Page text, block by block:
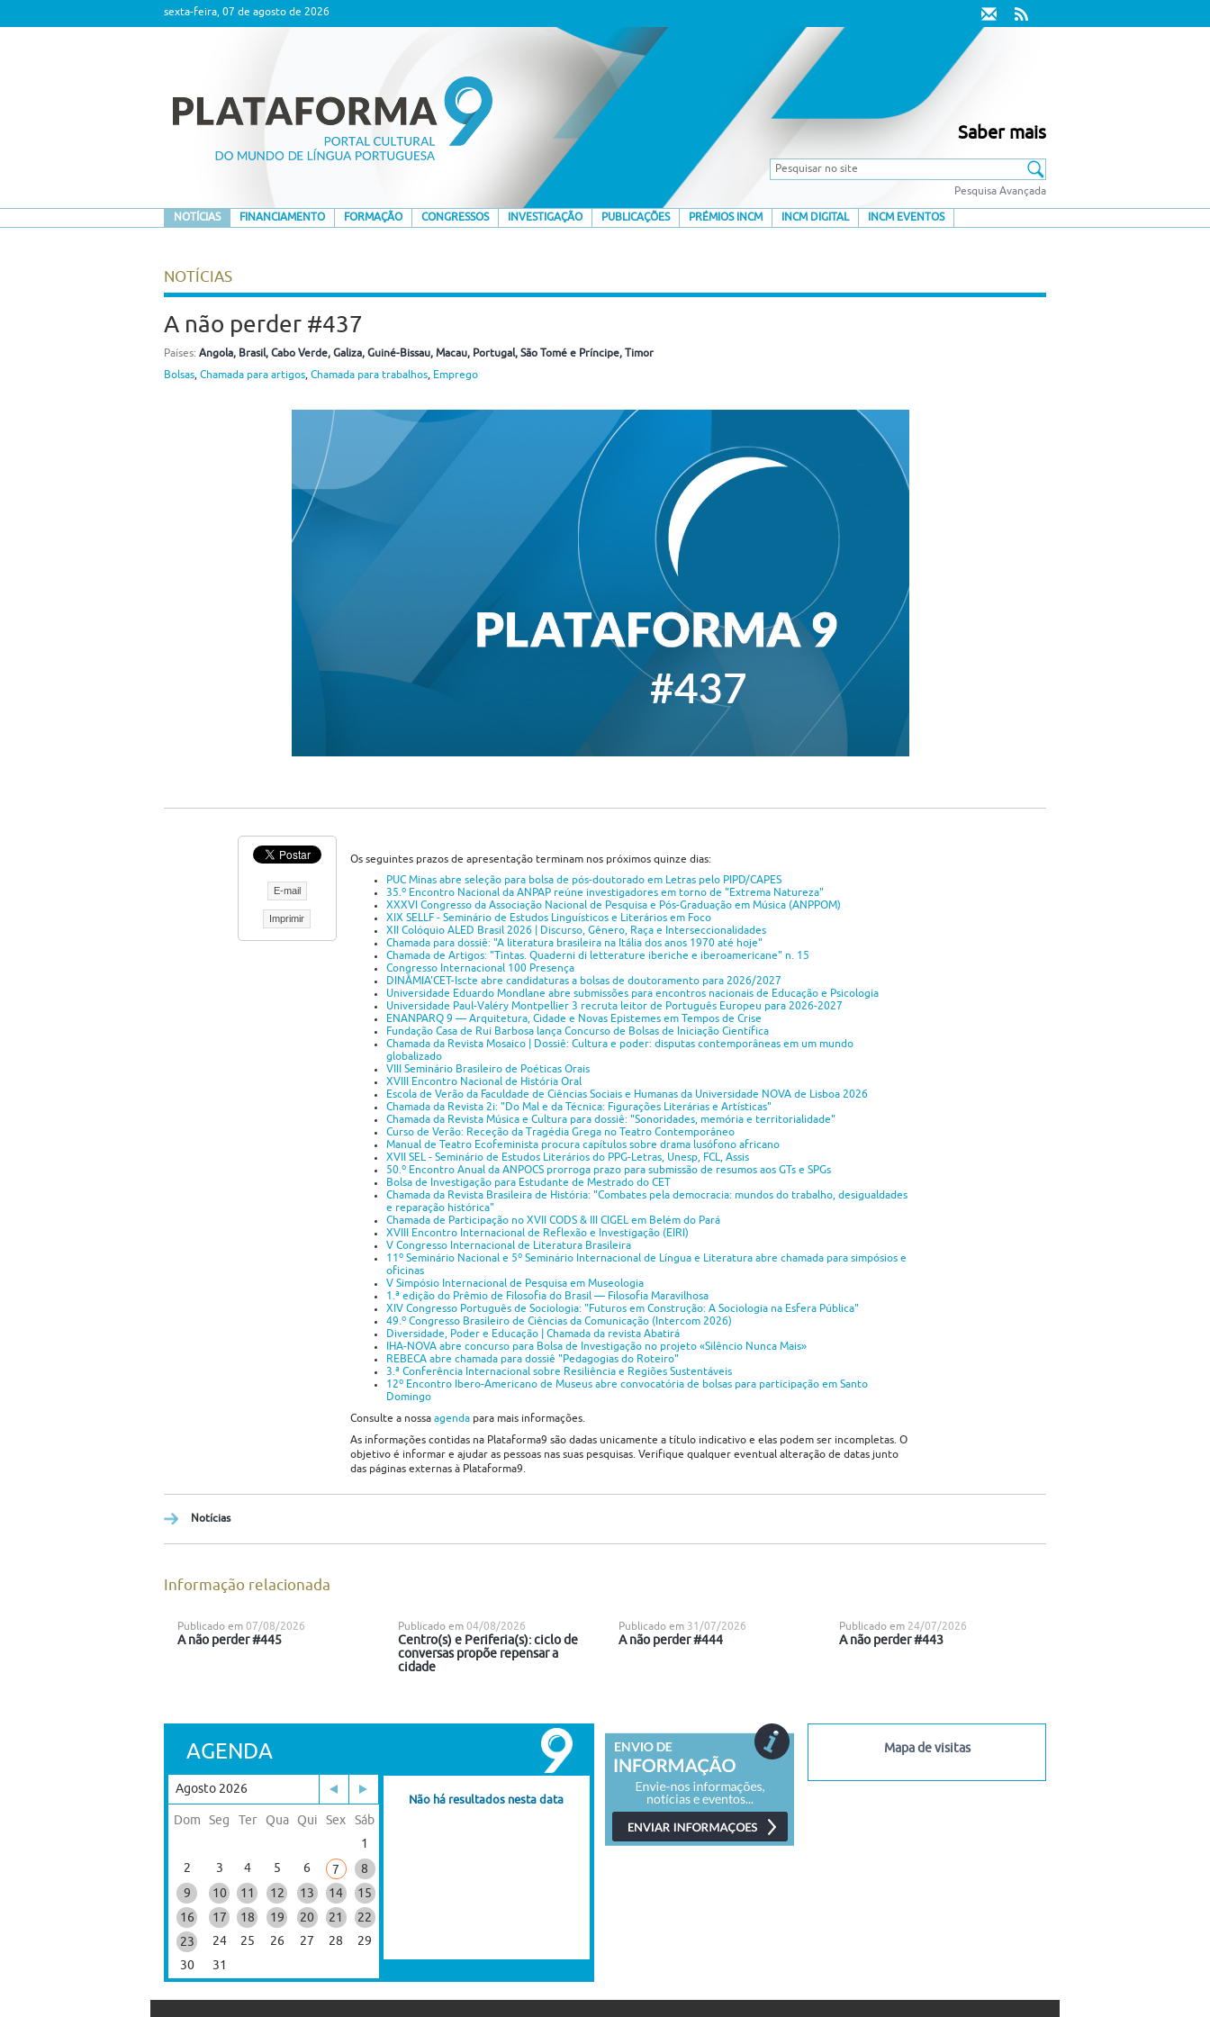
sexta-feira, 07 de agosto de 2026
Saber mais
Pesquisa Avançada
NOTÍCIAS FINANCIAMENTO FORMAÇÃO CONGRESSOS INVESTIGAÇÃO PUBLICAÇÕES PRÉMIOS INCM INCM DIGITAL INCM EVENTOS
NOTÍCIAS
A não perder #437
Países: Angola, Brasil, Cabo Verde, Galiza, Guiné-Bissau, Macau, Portugal, São Tomé e Príncipe, Timor
Bolsas, Chamada para artigos, Chamada para trabalhos, Emprego
E-mail
Imprimir
Os seguintes prazos de apresentação terminam nos próximos quinze dias:
PUC Minas abre seleção para bolsa de pós-doutorado em Letras pelo PIPD/CAPES
35.º Encontro Nacional da ANPAP reúne investigadores em torno de "Extrema Natureza"
XXXVI Congresso da Associação Nacional de Pesquisa e Pós-Graduação em Música (ANPPOM)
XIX SELLF - Seminário de Estudos Linguísticos e Literários em Foco
XII Colóquio ALED Brasil 2026 | Discurso, Gênero, Raça e Interseccionalidades
Chamada para dossiê: "A literatura brasileira na Itália dos anos 1970 até hoje"
Chamada de Artigos: "Tintas. Quaderni di letterature iberiche e iberoamericane" n. 15
Congresso Internacional 100 Presença
DINÂMIA'CET-Iscte abre candidaturas a bolsas de doutoramento para 2026/2027
Universidade Eduardo Mondlane abre submissões para encontros nacionais de Educação e Psicologia
Universidade Paul-Valéry Montpellier 3 recruta leitor de Português Europeu para 2026-2027
ENANPARQ 9 — Arquitetura, Cidade e Novas Epistemes em Tempos de Crise
Fundação Casa de Rui Barbosa lança Concurso de Bolsas de Iniciação Científica
Chamada da Revista Mosaico | Dossiê: Cultura e poder: disputas contemporâneas em um mundo
globalizado
VIII Seminário Brasileiro de Poéticas Orais
XVIII Encontro Nacional de História Oral
Escola de Verão da Faculdade de Ciências Sociais e Humanas da Universidade NOVA de Lisboa 2026
Chamada da Revista 2i: "Do Mal e da Técnica: Figurações Literárias e Artísticas"
Chamada da Revista Música e Cultura para dossiê: "Sonoridades, memória e territorialidade"
Curso de Verão: Receção da Tragédia Grega no Teatro Contemporâneo
Manual de Teatro Ecofeminista procura capítulos sobre drama lusófono africano
XVII SEL - Seminário de Estudos Literários do PPG-Letras, Unesp, FCL, Assis
50.º Encontro Anual da ANPOCS prorroga prazo para submissão de resumos aos GTs e SPGs
Bolsa de Investigação para Estudante de Mestrado do CET
Chamada da Revista Brasileira de História: "Combates pela democracia: mundos do trabalho, desigualdades
e reparação histórica"
Chamada de Participação no XVII CODS & III CIGEL em Belém do Pará
XVIII Encontro Internacional de Reflexão e Investigação (EIRI)
V Congresso Internacional de Literatura Brasileira
11º Seminário Nacional e 5º Seminário Internacional de Língua e Literatura abre chamada para simpósios e
oficinas
V Simpósio Internacional de Pesquisa em Museologia
1.ª edição do Prêmio de Filosofia do Brasil — Filosofia Maravilhosa
XIV Congresso Português de Sociologia: "Futuros em Construção: A Sociologia na Esfera Pública"
49.º Congresso Brasileiro de Ciências da Comunicação (Intercom 2026)
Diversidade, Poder e Educação | Chamada da revista Abatirá
IHA-NOVA abre concurso para Bolsa de Investigação no projeto «Silêncio Nunca Mais»
REBECA abre chamada para dossiê "Pedagogias do Roteiro"
3.ª Conferência Internacional sobre Resiliência e Regiões Sustentáveis
12º Encontro Ibero-Americano de Museus abre convocatória de bolsas para participação em Santo
Domingo
Consulte a nossa agendapara mais informações.
As informações contidas na Plataforma9 são dadas unicamente a título indicativo e elas podem ser incompletas. O
objetivo é informar e ajudar as pessoas nas suas pesquisas. Verifique qualquer eventual alteração de datas junto
das páginas externas à Plataforma9.
Notícias
Informação relacionada
Publicado em 07/08/2026
A não perder #445
Publicado em 04/08/2026
Centro(s) e Periferia(s): ciclo de
conversas propõe repensar a
cidade
Publicado em 31/07/2026
A não perder #444
Publicado em 24/07/2026
A não perder #443
AGENDA
Agosto 2026
Dom Seg Ter Qua Qui Sex
Sáb
1
2
3 4 5 6 7
8
9
10 11 12 13 14
15
16
17 18 19 20 21
22
23
24 25 26 27 28
29
30
31
Não há resultados nesta data
Mapa de visitas